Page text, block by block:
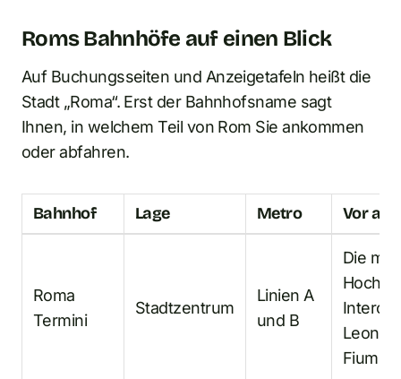
Roms Bahnhöfe auf einen Blick
Auf Buchungsseiten und Anzeigetafeln heißt die
Stadt „Roma“. Erst der Bahnhofsname sagt
Ihnen, in welchem Teil von Rom Sie ankommen
oder abfahren.
Bahnhof Lage Metro Vor
Roma
Termini
Stadtzentrum
Linien A
und B
Die